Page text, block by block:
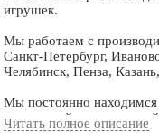
игрушек.
Мы работаем с
Санкт-Петербург,
Челябинск, Пенза,
Мы постоянно находимся
интересной,
Читать полное описание